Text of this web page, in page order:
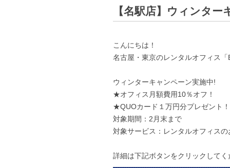
【名駅店】ウィンタ
こんにちは！
名古屋・東京のレンタルオフィス
ウィンターキャンペーン実施中!
★オフィス月額費用10％オフ！
★QUOカード１万円分プレゼント！
対象期間：2月末まで
対象サービス：レンタルオフィス
詳細は下記ボタンをクリックして